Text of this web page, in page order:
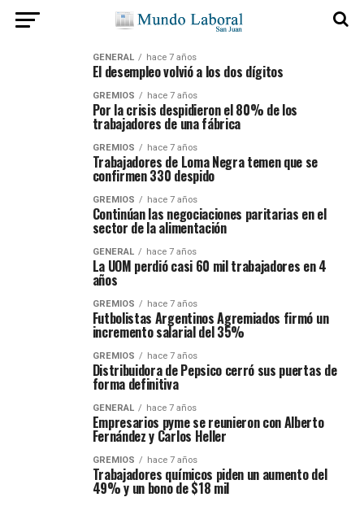
GENERAL hace 7 años
El desempleo volvió a los dos dígitos
GREMIOS hace 7 años
Por la crisis despidieron el 80% de los
trabajadores de una fábrica
GREMIOS hace 7 años
Trabajadores de Loma Negra temen que se
confirmen 330 despido
GREMIOS hace 7 años
Continúan las negociaciones paritarias en el
sector de la alimentación
GENERAL hace 7 años
La UOM perdió casi 60 mil trabajadores en 4
años
GREMIOS hace 7 años
Futbolistas Argentinos Agremiados firmó un
incremento salarial del 35%
GREMIOS hace 7 años
Distribuidora de Pepsico cerró sus puertas de
forma definitiva
GENERAL hace 7 años
Empresarios pyme se reunieron con Alberto
Fernández y Carlos Heller
GREMIOS hace 7 años
Trabajadores químicos piden un aumento del
49% y un bono de $18 mil